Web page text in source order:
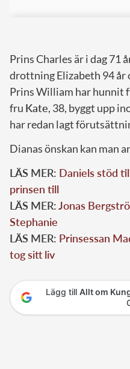
Prins Charles är i dag 71
drottning Elizabeth 94 år
Prins William har hunnit
fru Kate, 38, byggt upp
har redan lagt
Dianas önskan kan man
LÄS MER: Daniels stöd
prinsen till
LÄS MER:Jonas
Stephanie
LÄS MER: Prinsessan
tog sitt liv
Lägg till Allt om